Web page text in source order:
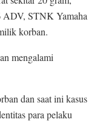
STNK Yamaha
korban.
mengalami
dan saat ini kasus
para pelaku